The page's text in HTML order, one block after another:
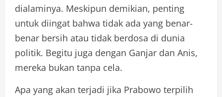
dialaminya. Meskipun demikian, penting
untuk diingat bahwa tidak ada yang benar-
benar bersih atau tidak berdosa di dunia
politik. Begitu juga dengan Ganjar dan Anis,
mereka bukan tanpa cela.
Apa yang akan terjadi jika Prabowo terpilih